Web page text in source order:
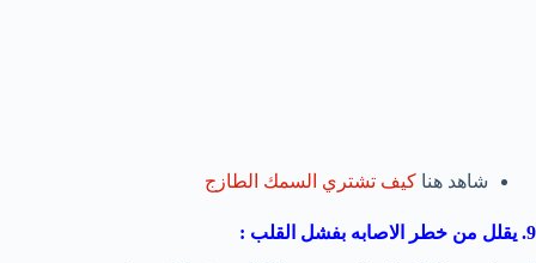
شاهد هنا كيف تشتري السمك الطازج
9. يقلل من خطر الاصابه بفشل القلب :